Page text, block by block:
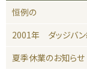
恒例の
2001年 ダッジバ
夏季休業のお知らせ